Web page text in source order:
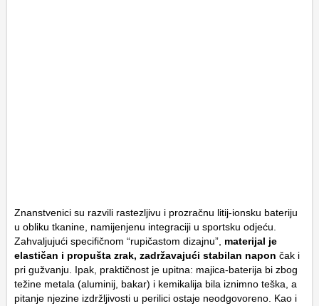
Znanstvenici su razvili rastezljivu i prozračnu litij-ionsku bateriju
u obliku tkanine, namijenjenu integraciji u sportsku odjeću.
Zahvaljujući specifičnom “rupičastom dizajnu”, materijal je
elastičan i propušta zrak, zadržavajući stabilan napon čak i
pri gužvanju. Ipak, praktičnost je upitna: majica-baterija bi zbog
težine metala (aluminij, bakar) i kemikalija bila iznimno teška, a
pitanje njezine izdržljivosti u perilici ostaje neodgovoreno. Kao i